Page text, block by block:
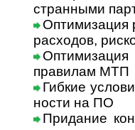
стран­ны­ми
Оптимизация
расходов,
Оптимизация
правилам МТП
Гибкие
нос­ти на ПО
Придание